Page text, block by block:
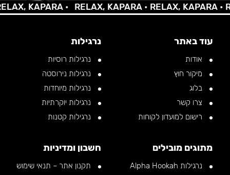
KAPARA • RELAX, KAPARA •RELAX, KAPARA •
עוד באתר
אודות
מיקור חוץ
בלוג
צרו קשר
רישום למועדון לקוחות
נרגילות
נרגילות רוסיות
נרגילות נירוסטה
נרגילות מיוחדות
נרגילות יוקרתיות
נרגילות קטנות
מתוגים מובילים
נרגילות Alpha Hookah
חשבון ומדיניות
תקנון אתר – תנאי שימוש